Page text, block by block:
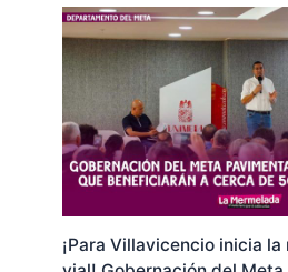
¡Para Villavicencio inicia